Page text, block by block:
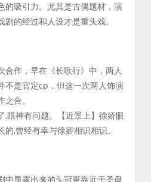
的吸引力。尤其是古偶题材，演
的经过和人设才是重头戏。
合作，早在《长歌行》中，两人
不是官定cp，但这一次两人饰演
合。
,眼神有问题。【近景上】徐娇眼
,曾经有幸与徐娇相识相识。
中显露出来的头冠更靠近于圣母